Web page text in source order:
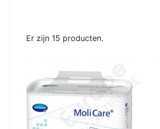
PYJAMA
ONTVLEKKER &
DEODORANT
HANDEN
ZWEMPAK KINDEREN
WASBARE
Er zijn 15 producten.